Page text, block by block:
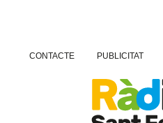
CONTACTE PUBLICITAT